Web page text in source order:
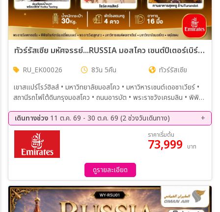
ทัวร์รัสเซีย มหัศจรรย์...RUSSIA มอสโคว เซนต์ปีเตอร์เบิร์ก ชมฤดูใบไม้ร่วง 8วัน 5คืน (EK)
RU_EK00026 8วัน 5คืน
ทัวร์รัสเซีย
เขาสแปร์โรว์ฮิลส์ • มหาวิทยาลัยมอสโคว • มหาวิหารเซนต์เดอซาเวียร์ •
สถานีรถไฟใต้ดินกรุงมอสโคว • ถนนอารบัต • พระราชวังเครมลิน • พิพิธ
แวะถ่ายรูปมหาวิหารเซนต์บาซิล • ห้าง GUM • ชมโชว์ละครสัตว์ Circus •
ตลาดอิสไมโลโว่ • Mathroska Painting Class • นั่งรถไฟความเร็วสูง
Sapsan Fast Train • เมืองเซนต์ปีเตอร์สเบิร์ค • พระราชวังแคทเธอลีน
• ห้องแอมเบอร์รูม • ล่องเรือแม่น้ำเนว่า • มหาวิหารไอแซค • พระราชวัง
ฤดูหนาว • พิพิธภัณฑ์เฮอร์มิเทจ • ป้อมปีเตอร์ และปอลด์ • พระราชวังฤดู
ร้อน หรือ พระราชวังปีเตอร์ฮอฟ • โบสถ์หยดเลือด • ช้อปปิ้ง Leto Mall
เดินทางช่วง 11 ต.ค. 69 - 30 ต.ค. 69 (2 ช่วงวันเดินทาง)
11 ต.ค. 69 - 18 ต.ค. 69 23 ต.ค. 69 - 30 ต.ค. 69
ราคาเริ่มต้น
73,999 บาท
ดูรายละเอียด